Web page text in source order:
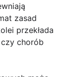
zasad
przekłada
chorób